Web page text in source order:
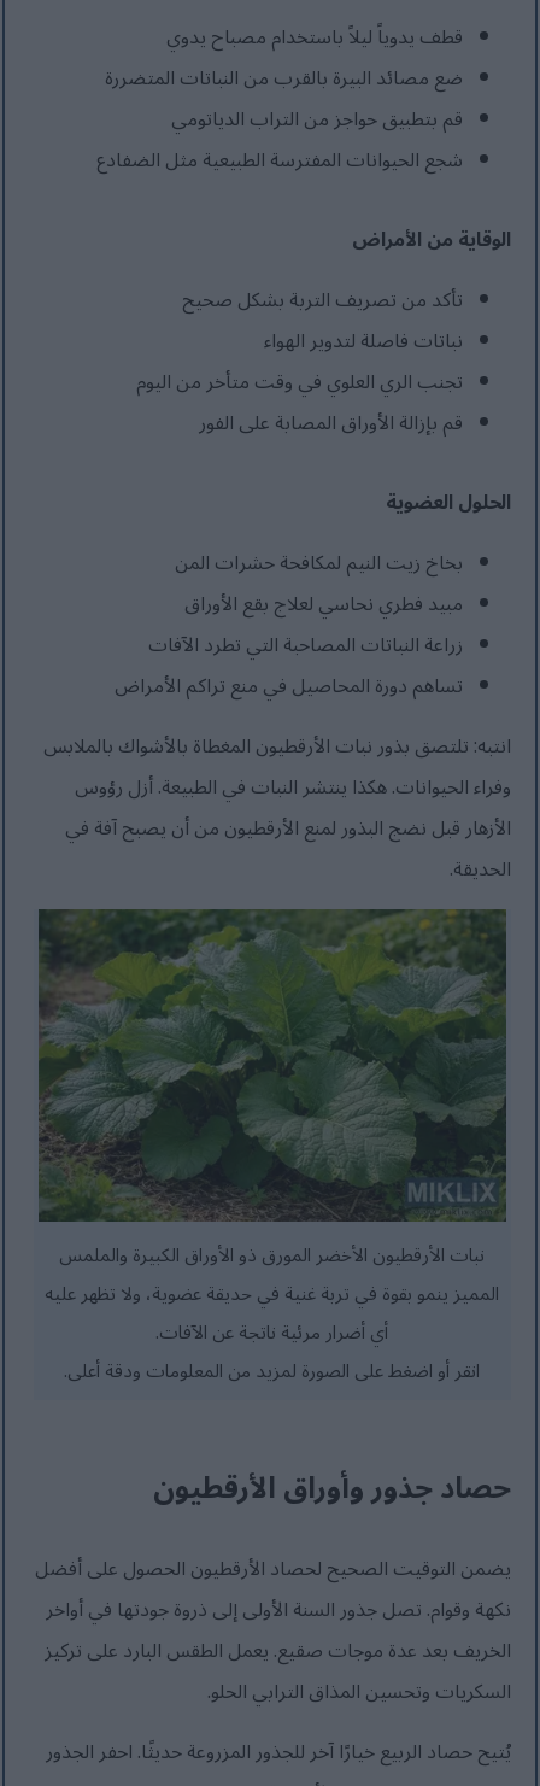
قطف يدوياً ليلاً باستخدام مصباح يدوي
ضع مصائد البيرة بالقرب من النباتات المتضررة
قم بتطبيق حواجز من التراب الدياتومي
شجع الحيوانات المفترسة الطبيعية مثل الضفادع
الوقاية من الأمراض
تأكد من تصريف التربة بشكل صحيح
نباتات فاصلة لتدوير الهواء
تجنب الري العلوي في وقت متأخر من اليوم
قم بإزالة الأوراق المصابة على الفور
الحلول العضوية
بخاخ زيت النيم لمكافحة حشرات المن
مبيد فطري نحاسي لعلاج بقع الأوراق
زراعة النباتات المصاحبة التي تطرد الآفات
تساهم دورة المحاصيل في منع تراكم الأمراض
انتبه: تلتصق بذور نبات الأرقطيون المغطاة بالأشواك بالملابس
وفراء الحيوانات. هكذا ينتشر النبات في الطبيعة. أزل رؤوس
الأزهار قبل نضج البذور لمنع الأرقطيون من أن يصبح آفة في
الحديقة.
نبات الأرقطيون الأخضر المورق ذو الأوراق الكبيرة والملمس
المميز ينمو بقوة في تربة غنية في حديقة عضوية، ولا تظهر عليه
أي أضرار مرئية ناتجة عن الآفات.
انقر أو اضغط على الصورة لمزيد من المعلومات ودقة أعلى.
حصاد جذور وأوراق الأرقطيون
يضمن التوقيت الصحيح لحصاد الأرقطيون الحصول على أفضل
نكهة وقوام. تصل جذور السنة الأولى إلى ذروة جودتها في أواخر
الخريف بعد عدة موجات صقيع. يعمل الطقس البارد على تركيز
السكريات وتحسين المذاق الترابي الحلو.
يُتيح حصاد الربيع خيارًا آخر للجذور المزروعة حديثًا. احفر الجذور